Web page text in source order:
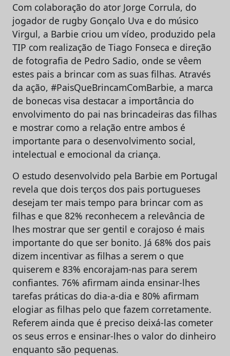
Com colaboração do ator Jorge Corrula, do
jogador de rugby Gonçalo Uva e do músico
Virgul, a Barbie criou um vídeo, produzido pela
TIP com realização de Tiago Fonseca e direção
de fotografia de Pedro Sadio, onde se vêem
estes pais a brincar com as suas filhas. Através
da ação, #PaisQueBrincamComBarbie, a marca
de bonecas visa destacar a importância do
envolvimento do pai nas brincadeiras das filhas
e mostrar como a relação entre ambos é
importante para o desenvolvimento social,
intelectual e emocional da criança.
O estudo desenvolvido pela Barbie em Portugal
revela que dois terços dos pais portugueses
desejam ter mais tempo para brincar com as
filhas e que 82% reconhecem a relevância de
lhes mostrar que ser gentil e corajoso é mais
importante do que ser bonito. Já 68% dos pais
dizem incentivar as filhas a serem o que
quiserem e 83% encorajam-nas para serem
confiantes. 76% afirmam ainda ensinar-lhes
tarefas práticas do dia-a-dia e 80% afirmam
elogiar as filhas pelo que fazem corretamente.
Referem ainda que é preciso deixá-las cometer
os seus erros e ensinar-lhes o valor do dinheiro
enquanto são pequenas.